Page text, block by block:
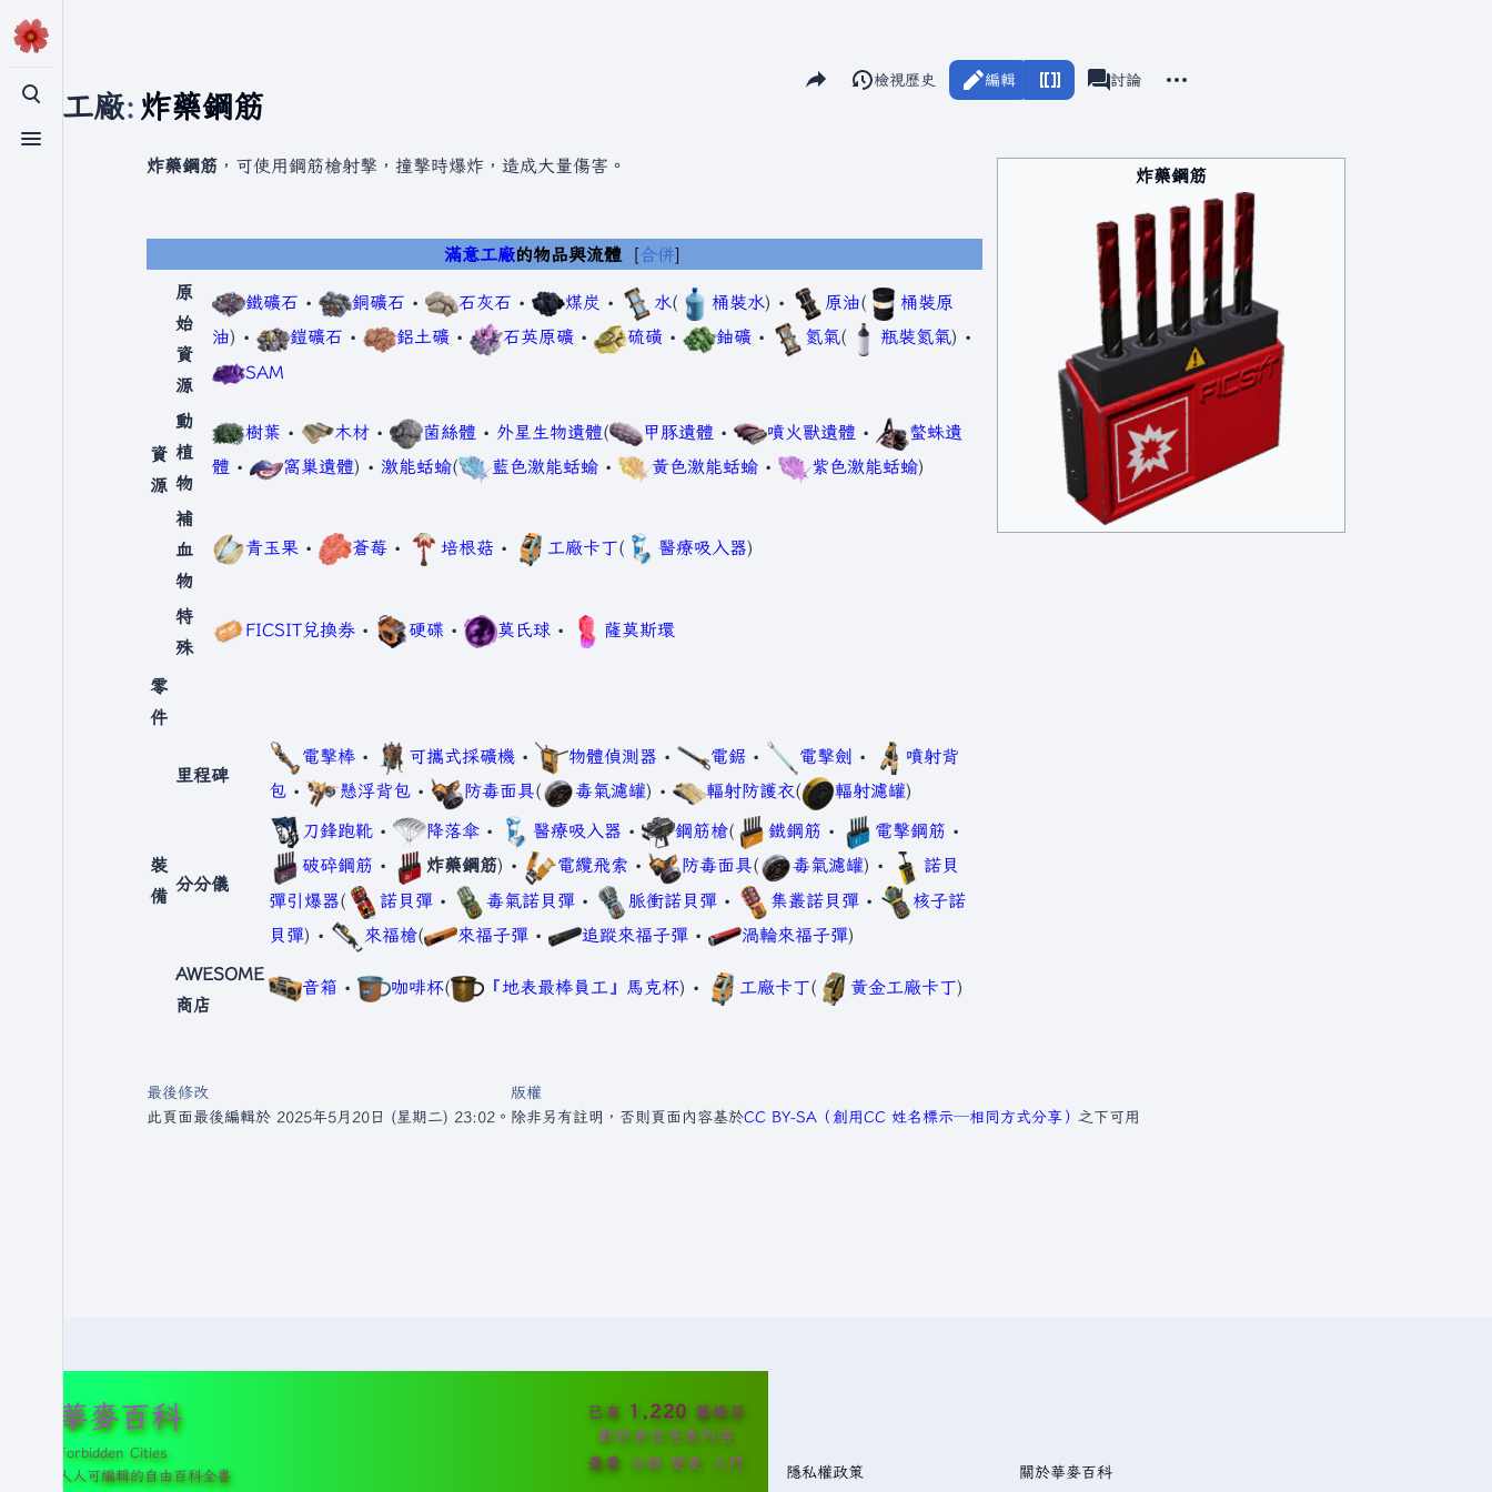
切換搜尋
切換選單
滿意工廠: 炸藥鋼筋
分享此頁面
視圖閱讀 編輯
檢視歷史 associated-pages
滿意工廠
討論
炸藥鋼筋
炸藥鋼筋 ，可使用鋼筋槍射擊，撞擊時爆炸，造成大量傷害。
滿意工廠的物品與流體 合併
資
源
原
始
資
源
鐵礦石 • 銅礦石 • 石灰石 • 煤炭 • 水( 桶裝水) • 原油(
桶裝原
油) • 鎧礦石 • 鋁土礦 • 石英原礦 • 硫磺 • 鈾礦 • 氮氣( 瓶裝氮氣) •
SAM
動
植
物
樹葉 • 木材 • 菌絲體 • 外星生物遺體( 甲豚遺體 • 噴火獸遺體 •
螫蛛遺
體 • 窩巢遺體) • 激能蛞蝓( 藍色激能蛞蝓 • 黃色激能蛞蝓 • 紫色激能蛞蝓)
補
血
物
青玉果 • 蒼莓 • 培根菇 • 工廠卡丁( 醫療吸入器)
特
殊
FICSIT兌換券 • 硬碟 • 莫氏球 • 薩莫斯環
零
件
裝
備
里程碑
電擊棒 • 可攜式採礦機 • 物體偵測器 • 電鋸 • 電擊劍 •
噴射背
包 • 懸浮背包 • 防毒面具( 毒氣濾罐) • 輻射防護衣( 輻射濾罐)
分分儀
刀鋒跑靴 • 降落傘 • 醫療吸入器 • 鋼筋槍( 鐵鋼筋 • 電擊鋼筋 •
破碎鋼筋 • 炸藥鋼筋) • 電纜飛索 • 防毒面具( 毒氣濾罐) •
諾貝
彈引爆器( 諾貝彈 • 毒氣諾貝彈 • 脈衝諾貝彈 • 集叢諾貝彈 •
核子諾
貝彈) • 來福槍( 來福子彈 • 追蹤來福子彈 • 渦輪來福子彈)
AWESOME
商店
音箱 • 咖啡杯( 『地表最棒員工』馬克杯) • 工廠卡丁( 黃金工廠卡丁)
最後修改
此頁面最後編輯於 2025年5月20日 (星期二) 23:02。
版權
除非另有註明，否則頁面內容基於CC BY-SA（創用CC 姓名標示─相同方式分享） 之下可用
華麥百科
Forbidden Cities
人人可編輯的自由百科全書
已有 1,220 篇條目
歡迎各位完善內容
查看 分類 變更 入門 隱私權政策 關於華麥百科